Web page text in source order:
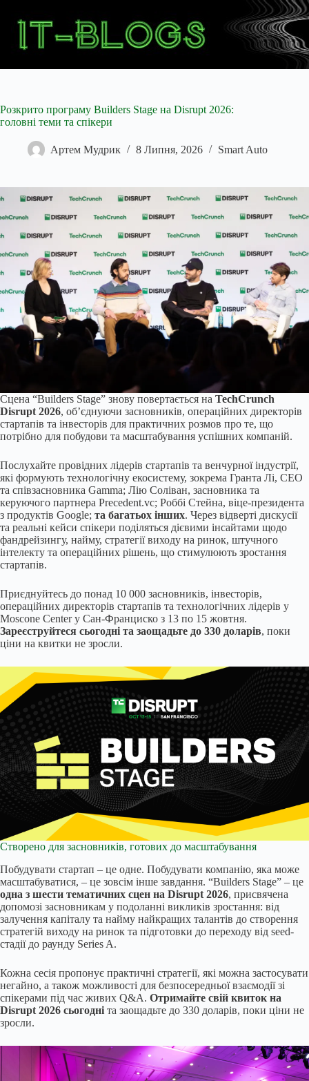
Розкрито програму Builders Stage на Disrupt 2026:
головні теми та спікери
Артем Мудрик 8 Липня, 2026 Smart Auto
Сцена “Builders Stage” знову повертається на TechCrunch
Disrupt 2026, об’єднуючи засновників, операційних директорів
стартапів та інвесторів для практичних розмов про те, що
потрібно для побудови та масштабування успішних компаній.
Послухайте провідних лідерів стартапів та венчурної індустрії,
які формують технологічну екосистему, зокрема Гранта Лі, CEO
та співзасновника Gamma; Лію Соліван, засновника та
керуючого партнера Precedent.vc; Роббі Стейна, віце-президента
з продуктів Google; та багатьох інших. Через відверті дискусії
та реальні кейси спікери поділяться дієвими інсайтами щодо
фандрейзингу, найму, стратегії виходу на ринок, штучного
інтелекту та операційних рішень, що стимулюють зростання
стартапів.
Приєднуйтесь до понад 10 000 засновників, інвесторів,
операційних директорів стартапів та технологічних лідерів у
Moscone Center у Сан-Франциско з 13 по 15 жовтня.
Зареєструйтеся сьогодні та заощадьте до 330 доларів, поки
ціни на квитки не зросли.
Створено для засновників, готових до масштабування
Побудувати стартап – це одне. Побудувати компанію, яка може
масштабуватися, – це зовсім інше завдання. “Builders Stage” – це
одна з шести тематичних сцен на Disrupt 2026, присвячена
допомозі засновникам у подоланні викликів зростання: від
залучення капіталу та найму найкращих талантів до створення
стратегій виходу на ринок та підготовки до переходу від seed-
стадії до раунду Series A.
Кожна сесія пропонує практичні стратегії, які можна застосувати
негайно, а також можливості для безпосередньої взаємодії зі
спікерами під час живих Q&A. Отримайте свій квиток на
Disrupt 2026 сьогодні та заощадьте до 330 доларів, поки ціни не
зросли.